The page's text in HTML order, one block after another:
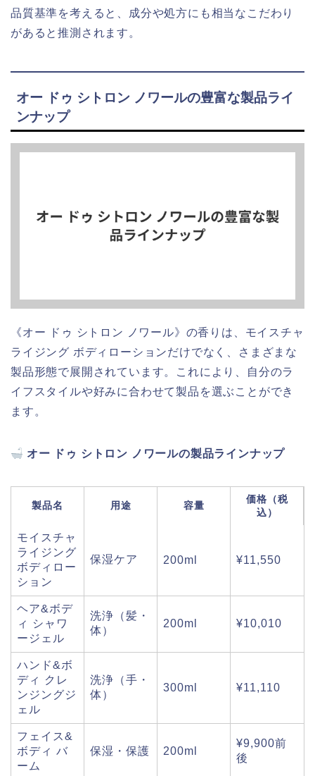
品質基準を考えると、成分や処方にも相当なこだわり
があると推測されます。
オー ドゥ シトロン ノワールの豊富な製品ライ
ンナップ
《オー ドゥ シトロン ノワール》の香りは、モイスチャ
ライジング ボディローションだけでなく、さまざまな
製品形態で展開されています。これにより、自分のラ
イフスタイルや好みに合わせて製品を選ぶことができ
ます。
オー ドゥ シトロン ノワールの製品ラインナップ
製品名 用途 容量
価格（税
込）
モイスチャ
ライジング
ボディロー
ション
保湿ケア 200ml ¥11,550
ヘア&ボデ
ィ シャワ
ージェル
洗浄（髪・
体）
200ml ¥10,010
ハンド&ボ
ディ クレ
ンジングジ
ェル
洗浄（手・
体）
300ml ¥11,110
フェイス&
ボディ バ
ーム
保湿・保護 200ml
¥9,900前
後